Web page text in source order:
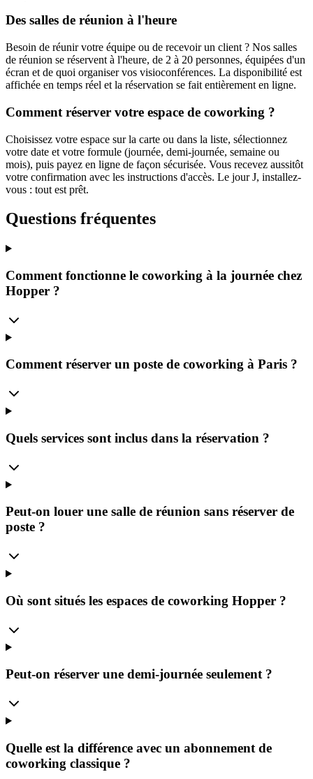
Des salles de réunion à l'heure
Besoin de réunir votre équipe ou de recevoir un client ? Nos salles
de réunion se réservent à l'heure, de 2 à 20 personnes, équipées d'un
écran et de quoi organiser vos visioconférences. La disponibilité est
affichée en temps réel et la réservation se fait entièrement en ligne.
Comment réserver votre espace de coworking ?
Choisissez votre espace sur la carte ou dans la liste, sélectionnez
votre date et votre formule (journée, demi-journée, semaine ou
mois), puis payez en ligne de façon sécurisée. Vous recevez aussitôt
votre confirmation avec les instructions d'accès. Le jour J, installez-
vous : tout est prêt.
Questions fréquentes
Comment fonctionne le coworking à la journée chez
Hopper ?
Comment réserver un poste de coworking à Paris ?
Quels services sont inclus dans la réservation ?
Peut-on louer une salle de réunion sans réserver de
poste ?
Où sont situés les espaces de coworking Hopper ?
Peut-on réserver une demi-journée seulement ?
Quelle est la différence avec un abonnement de
coworking classique ?